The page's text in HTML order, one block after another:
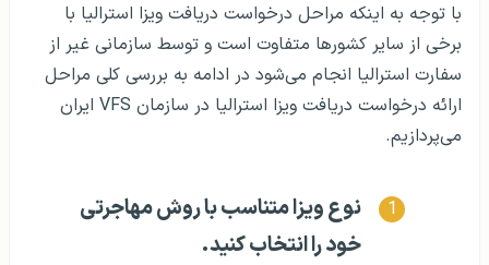
با توجه به اینکه مراحل درخواست دریافت ویزا استرالیا با
برخی از سایر کشورها متفاوت است و توسط سازمانی غیر از
سفارت استرالیا انجام می‌شود در ادامه به بررسی کلی مراحل
ارائه درخواست دریافت ویزا استرالیا در سازمان VFS ایران
می‌پردازیم.
نوع ویزا متناسب با روش مهاجرتی
خود را انتخاب کنید.